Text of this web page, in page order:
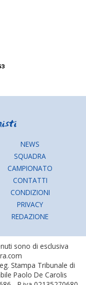
NEWS
SQUADRA
CAMPIONATO
CONTATTI
CONDIZIONI
PRIVACY
REDAZIONE
sono di esclusiva
Stampa Tribunale di
Paolo De Carolis